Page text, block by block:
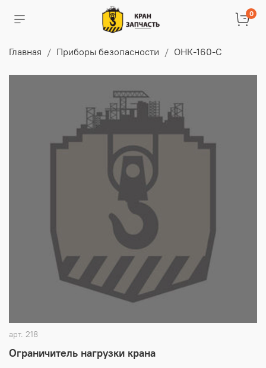
0
Главная Приборы безопасности ОНК-160-С
арт. 218
Ограничитель нагрузки крана